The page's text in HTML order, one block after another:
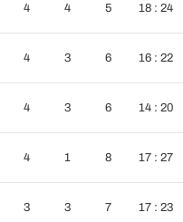
4 4 5 18 : 24
4 3 6 16 : 22
4 3 6 14 : 20
4 1 8 17 : 27
3 3 7 17 : 23